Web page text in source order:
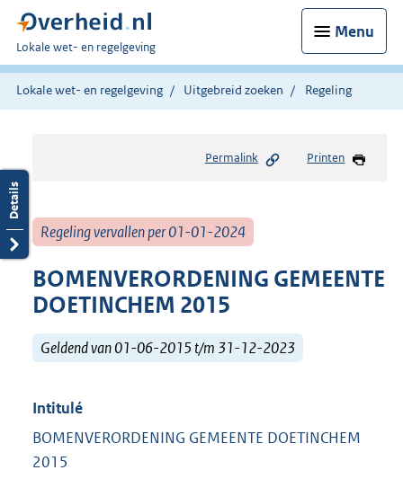
Menu
U
bent
hier:
Lokale wet- en regelgeving
Lokale wet- en regelgeving Uitgebreid zoeken Regeling
Permalink Printen
Regeling vervallen per 01-01-2024
BOMENVERORDENING GEMEENTE
DOETINCHEM 2015
Geldend van 01-06-2015 t/m 31-12-2023
Intitulé
BOMENVERORDENING GEMEENTE DOETINCHEM
2015